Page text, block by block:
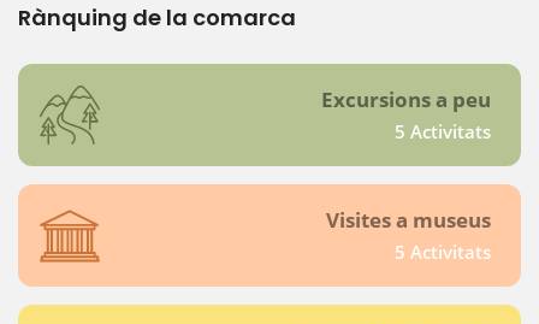
Rànquing de la comarca
Excursions a peu
5 Activitats
Visites a museus
5 Activitats